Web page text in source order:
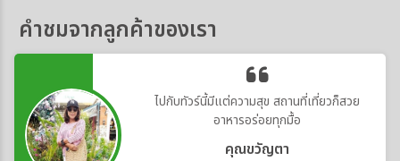
คำชมจากลูกค้าของเรา
ไปกับทัวร์นี้มีแต่ความสุข สถานที่เที่ยวก็สวย
อาหารอร่อยทุกมื้อ
คุณขวัญตา